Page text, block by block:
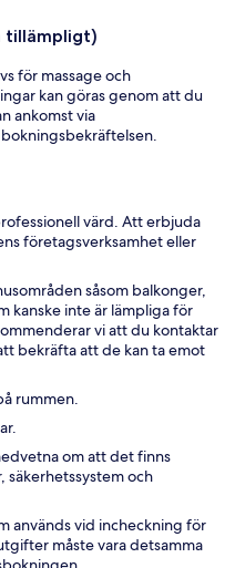
tillämpligt)
för massage och
kan göras genom att du
ankomst via
värd. Att erbjuda
företagsverksamhet eller
såsom balkonger,
kanske inte är lämpliga för
vi att du kontaktar
bekräfta att de kan ta emot
rummen.
om att det finns
säkerhetssystem och
används vid incheckning för
måste vara detsamma